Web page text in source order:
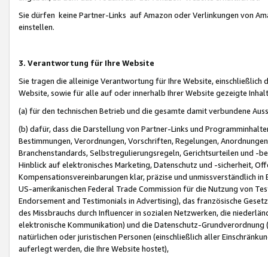
Sie dürfen keine Partner-Links auf Amazon oder Verlinkungen von
einstellen.
3. Verantwortung für Ihre Website
Sie tragen die alleinige Verantwortung für Ihre Website,
Website, sowie für alle auf oder innerhalb Ihrer Website gezeigte
(a) für den technischen Betrieb und die gesamte damit verbundene
(b) dafür, dass die Darstellung von Partner-Links und
Bestimmungen, Verordnungen, Vorschriften, Regelungen,
Branchenstandards, Selbstregulierungsregeln, Gerichtsurteilen und -
Hinblick auf elektronisches Marketing, Datenschutz und -sicherheit,
Kompensationsvereinbarungen klar, präzise und unmissverständlich
US-amerikanischen Federal Trade Commission für die Nutzung von
Endorsement and Testimonials in Advertising), das französische
des Missbrauchs durch Influencer in sozialen Netzwerken, die
elektronische Kommunikation) und die Datenschutz-
natürlichen oder juristischen Personen (einschließlich aller
auferlegt werden, die Ihre Website hostet),